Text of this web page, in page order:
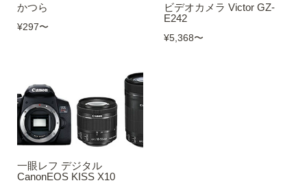
かつら
¥297〜
ビデオカメラ Victor GZ-
E242
¥5,368〜
一眼レフ デジタル
CanonEOS KISS X10